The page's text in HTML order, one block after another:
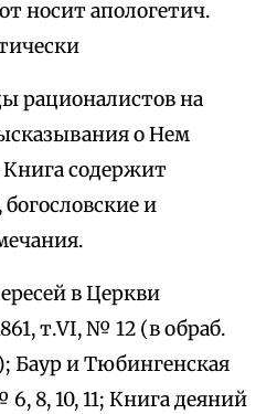
носит апологетич.
рационалистов на
о Нем
Книга содержит
и
в Церкви
т.VI, № 12 (в обраб.
Баур и Тюбингенская
8, 10, 11; Книга деяний